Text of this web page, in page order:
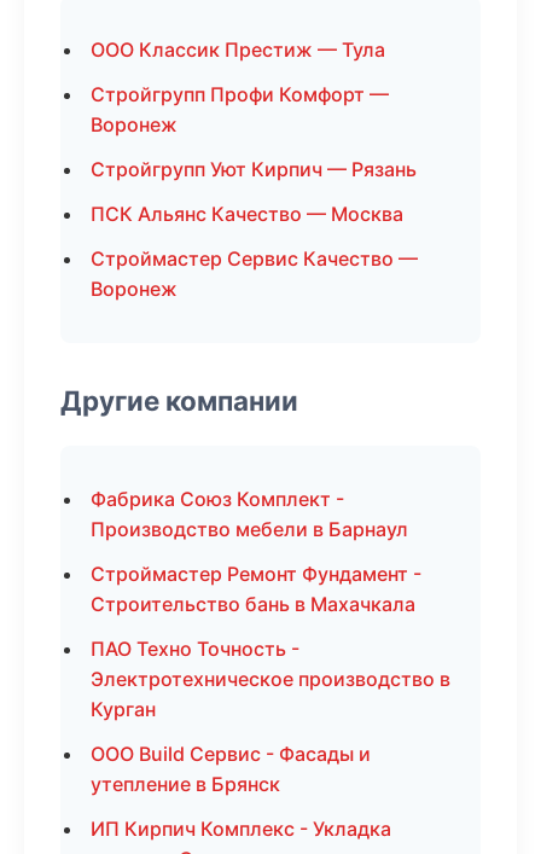
ООО Классик Престиж — Тула
Стройгрупп Профи Комфорт —
Воронеж
Стройгрупп Уют Кирпич — Рязань
ПСК Альянс Качество — Москва
Строймастер Сервис Качество —
Воронеж
Другие компании
Фабрика Союз Комплект -
Производство мебели в Барнаул
Строймастер Ремонт Фундамент -
Строительство бань в Махачкала
ПАО Техно Точность -
Электротехническое производство в
Курган
ООО Build Сервис - Фасады и
утепление в Брянск
ИП Кирпич Комплекс - Укладка